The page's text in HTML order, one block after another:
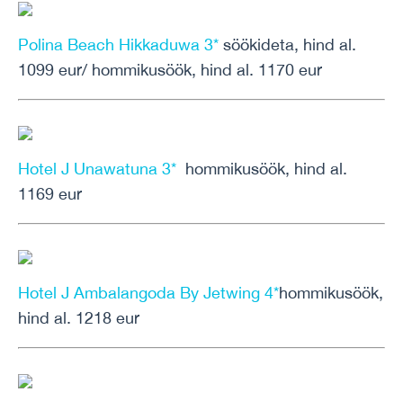
Polina Beach Hikkaduwa 3* söökideta, hind al.
1099 eur/ hommikusöök, hind al. 1170 eur
Hotel J Unawatuna 3* hommikusöök, hind al.
1169 eur
Hotel J Ambalangoda By Jetwing 4*hommikusöök,
hind al. 1218 eur